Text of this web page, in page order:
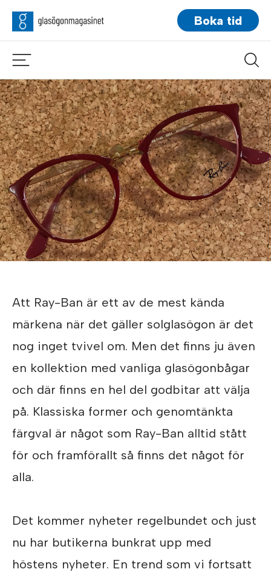
Boka tid
Att Ray-Ban är ett av de mest kända
märkena när det gäller solglasögon är det
nog inget tvivel om. Men det finns ju även
en kollektion med vanliga glasögonbågar
och där finns en hel del godbitar att välja
på. Klassiska former och genomtänkta
färgval är något som Ray-Ban alltid stått
för och framförallt så finns det något för
alla.
Det kommer nyheter regelbundet och just
nu har butikerna bunkrat upp med
höstens nyheter. En trend som vi fortsatt